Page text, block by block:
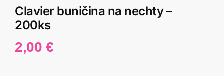
Clavier buničina na nechty –
200ks
2,00 €